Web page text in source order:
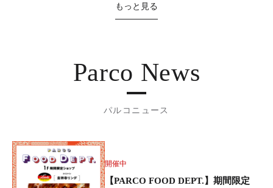
もっと見る
Parco News
パルコニュース
開催中
【PARCO FOOD DEPT.】期間限定